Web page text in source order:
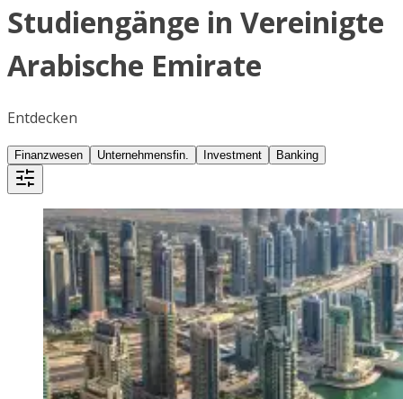
Studiengänge in Vereinigte
Arabische Emirate
Entdecken
Finanzwesen Unternehmensfin. Investment Banking